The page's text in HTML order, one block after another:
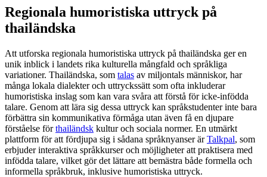
Regionala humoristiska uttryck på
thailändska
Att utforska regionala humoristiska uttryck på thailändska ger en
unik inblick i landets rika kulturella mångfald och språkliga
variationer. Thailändska, som talas av miljontals människor, har
många lokala dialekter och uttryckssätt som ofta inkluderar
humoristiska inslag som kan vara svåra att förstå för icke-infödda
talare. Genom att lära sig dessa uttryck kan språkstudenter inte bara
förbättra sin kommunikativa förmåga utan även få en djupare
förståelse förthailändsk kultur och sociala normer. En utmärkt
plattform för att fördjupa sig i sådana språknyanser ärTalkpal, som
erbjuder interaktiva språkkurser och möjligheter att praktisera med
infödda talare, vilket gör det lättare att bemästra både formella och
informella språkbruk, inklusive humoristiska uttryck.